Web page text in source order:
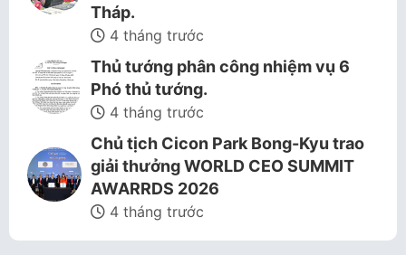
Tháp.
4 tháng trước
Thủ tướng phân công nhiệm vụ 6
Phó thủ tướng.
4 tháng trước
Chủ tịch Cicon Park Bong-Kyu trao
giải thưởng WORLD CEO SUMMIT
AWARRDS 2026
4 tháng trước